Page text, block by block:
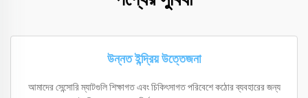
উন্নত ইন্দ্রিয় উত্তেজনা
আমাদের সেন্সোরি ম্যাটগুলি শিক্ষাগত এবং চিকিৎসাগত পরিবেশে কঠোর ব্যবহারের জন্য